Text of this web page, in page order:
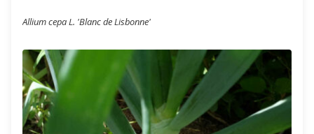
Allium cepa L. 'Blanc de Lisbonne'